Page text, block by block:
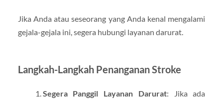
Jika Anda atau seseorang yang Anda kenal mengalami
gejala-gejala ini, segera hubungi layanan darurat.
Langkah-Langkah Penanganan Stroke
Segera Panggil Layanan Darurat: Jika ada